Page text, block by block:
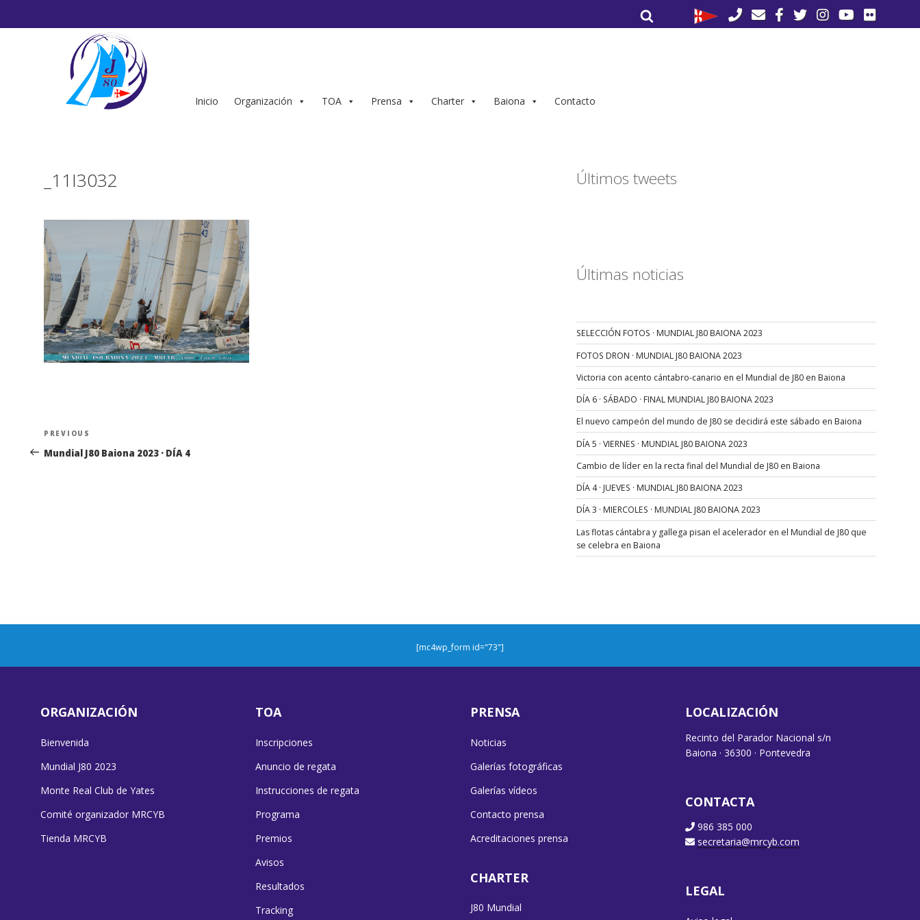
por:
Inicio Organización TOA Prensa Charter Baiona Contacto
_11I3032
Navegación
de
Previous
Post
PREVIOUS
Mundial J80 Baiona 2023 · DÍA 4
Últimos tweets
Últimas noticias
SELECCIÓN FOTOS · MUNDIAL J80 BAIONA 2023
FOTOS DRON · MUNDIAL J80 BAIONA 2023
Victoria con acento cántabro-canario en el Mundial de J80 en Baiona
DÍA 6 · SÁBADO · FINAL MUNDIAL J80 BAIONA 2023
El nuevo campeón del mundo de J80 se decidirá este sábado en Baiona
DÍA 5 · VIERNES · MUNDIAL J80 BAIONA 2023
Cambio de líder en la recta final del Mundial de J80 en Baiona
DÍA 4 · JUEVES · MUNDIAL J80 BAIONA 2023
DÍA 3 · MIERCOLES · MUNDIAL J80 BAIONA 2023
Las flotas cántabra y gallega pisan el acelerador en el Mundial de J80 que
se celebra en Baiona
[mc4wp_form id="73"]
ORGANIZACIÓN
Bienvenida
Mundial J80 2023
Monte Real Club de Yates
Comité organizador MRCYB
Tienda MRCYB
TOA
Inscripciones
Anuncio de regata
Instrucciones de regata
Programa
Premios
Avisos
Resultados
Tracking
PRENSA
Noticias
Galerías fotográficas
Galerías vídeos
Contacto prensa
Acreditaciones prensa
CHARTER
J80 Mundial
LOCALIZACIÓN
Recinto del Parador Nacional s/n
Baiona · 36300 · Pontevedra
CONTACTA
986 385 000
secretaria@mrcyb.com
LEGAL